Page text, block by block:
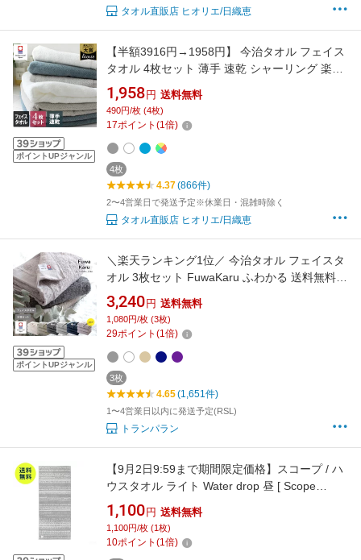
タオル直販店 ヒオリエ/日織恵
ポイントUPジャンル
【半額3916円→1958円】 今治タオル フェイス
タオル 4枚セット 薄手 速乾 シャーリング 楽天
1位 / 約34×80cm 日本製 今治 タオル 吸水 ギフ
ト セット まとめ買い
1,958 円 送料無料
490円/枚 (4枚)
17ポイント (1倍)
4枚
4.37(866件)
2〜4営業日で発送予定※休業日・混雑時除く
タオル直販店 ヒオリエ/日織恵
ポイントUPジャンル
＼楽天ランキング1位／ 今治タオル フェイスタ
オル 3枚セット FuwaKaru ふわかる 送料無料
今治 タオル セット まとめ買い 速乾 軽量
33×85cm 綿100% ヘアドライ 今治産 日本製 ふ
わふわ おしゃれ ベージュ グレー ホワイト ネイ
3,240 円 送料無料
1,080円/枚 (3枚)
29ポイント (1倍)
3枚
4.65(1,651件)
1〜4営業日以内に発送予定(RSL)
トランパラン
【9月2日9:59まで期間限定価格】スコープ / ハ
ウスタオル ライト Water drop 昼 [ Scope
house towel ]
1,100 円 送料無料
1,100円/枚 (1枚)
10ポイント (1倍)